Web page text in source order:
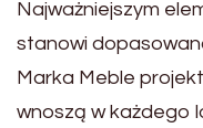
Najważniejszym
stanowi
Marka Meble
wnoszą w każdego